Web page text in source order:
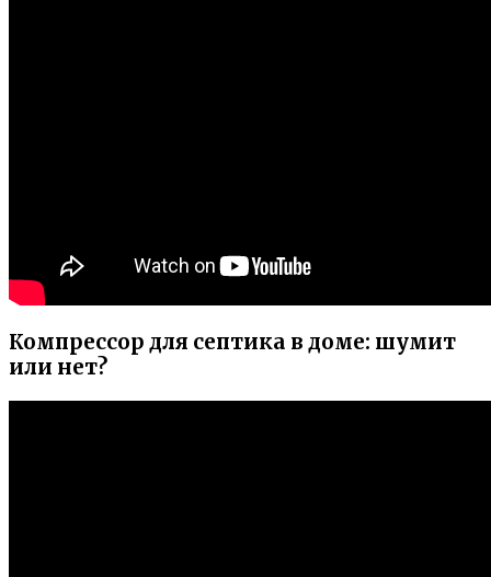
Компрессор для септика в доме: шумит
или нет?